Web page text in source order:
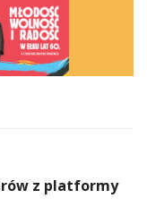
z platformy